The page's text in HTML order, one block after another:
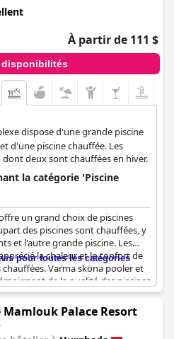
À partir de 111 $
disponibilités
dispose d'une grande piscine
d'une piscine chauffée. Les
dont deux sont chauffées en hiver.
la catégorie 'Piscine
un grand choix de piscines
des piscines sont chauffées, y
et l'autre grande piscine. Les
la chaleur et le confort de
Varma sköna pooler et
de la qualité des piscines
clients aient trouvé la piscine non
confortable, les avis sont
de la qualité des
pour toutes les catégories
Mamlouk Palace Resort